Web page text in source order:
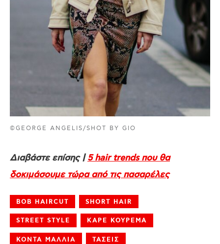
©GEORGE ANGELIS/SHOT BY GIO
Διαβάστε επίσης |5 hair trends που θα
δοκιμάσουμε τώρα από τις πασαρέλες
BOB HAIRCUT SHORT HAIR
STREET STYLE ΚΑΡΕ ΚΟΥΡΕΜΑ
ΚΟΝΤΑ ΜΑΛΛΙΑ ΤΑΣΕΙΣ